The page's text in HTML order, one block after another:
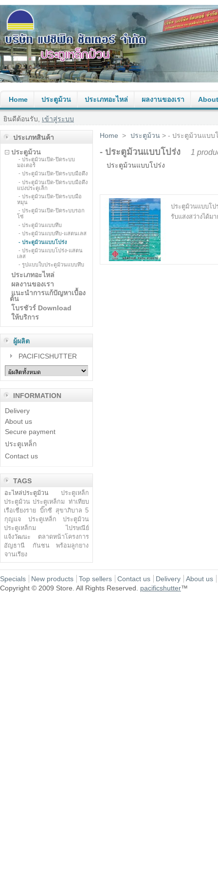
Home ประตูม้วน ประเภทอะไหล่ ผลงานของเรา
ยินดีต้อนรับ, เข้าสู่ระบบ
ประเภทสินค้า
ประตูม้วน
- ประตูม้วนเปิด-ปิดระบบ
มอเตอร์
- ประตูม้วนเปิด-ปิดระบบมือดึง
- ประตูม้วนเปิด-ปิดระบบมือดึง
แบ่งประตูเล็ก
- ประตูม้วนเปิด-ปิดระบบมือ
หมุน
- ประตูม้วนเปิด-ปิดระบบรอก
โซ่
- ประตูม้วนแบบทึบ
- ประตูม้วนแบบทึบ-แสตนเลส
- ประตูม้วนแบบโปร่ง
- ประตูม้วนแบบโปร่ง-แสตน
เลส
- รูปแบบใบประตูม้วนแบบทึบ
ประเภทอะไหล่
ผลงานของเรา
แนะนำการแก้ปัญหาเบื้อง
ต้น
โบรชัวร์ Download
ให้บริการ
ผู้ผลิต
PACIFICSHUTTER
INFORMATION
Delivery
About us
Secure payment
ประตูเหล็ก
Contact us
TAGS
อะไหล่ประตูม้วน
ประตูเหล็ก
ประตูม้วน ประตูเหล็กม
ท่าเทียบ
เรือเชียงราย
บิ๊กซี สุขาภิบาล 5
กุญแจ
ประตูเหล็ก ประตูม้วน
ประตูเหล็กม
ไปรษณีย์
แจ้งวัฒนะ
ตลาดหน้าโครงการ
อัญธานี
กันชน พร้อมลูกยาง
จานเรียง
Home > ประตูม้วน > - ประตูม้วนแบบ
- ประตูม้วนแบบโปร่ง 1
ประตูม้วนแบบโปร่ง
ประตูม้วนแบบโป
รับแสงสว่างได้ม
Specials New products Top sellers Contact us Delivery
About us
Copyright © 2009 Store. All Rights Reserved. pacificshutter™